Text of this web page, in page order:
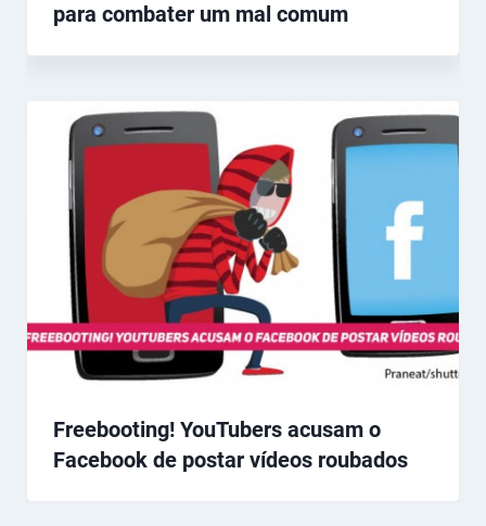
para combater um mal comum
Freebooting! YouTubers acusam o
Facebook de postar vídeos roubados